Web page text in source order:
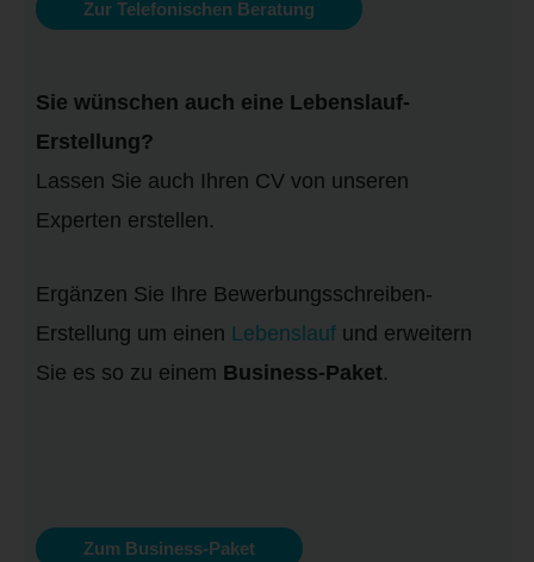
Zur Telefonischen Beratung
Sie wünschen auch eine Lebenslauf-
Erstellung?
Lassen Sie auch Ihren CV von unseren
Experten erstellen.
Ergänzen Sie Ihre Bewerbungsschreiben-
Erstellung um einen Lebenslauf und erweitern
Sie es so zu einem Business-Paket.
Zum Business-Paket